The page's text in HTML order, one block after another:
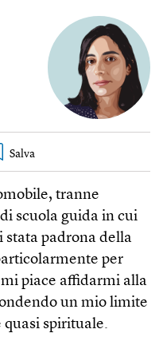
tranne
scuola guida in cui
stata padrona della
per
piace affidarmi alla
un mio limite
spirituale.